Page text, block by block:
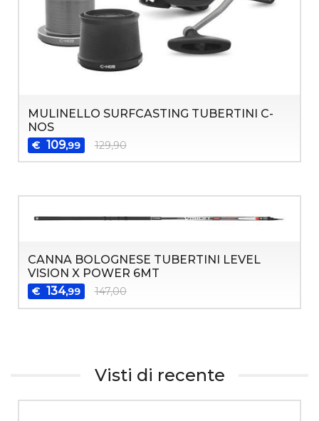
MULINELLO SURFCASTING TUBERTINI C-
NOS
€ 109,99 129,90
CANNA BOLOGNESE TUBERTINI LEVEL
VISION X POWER 6MT
€ 134,99 147,00
Visti di recente